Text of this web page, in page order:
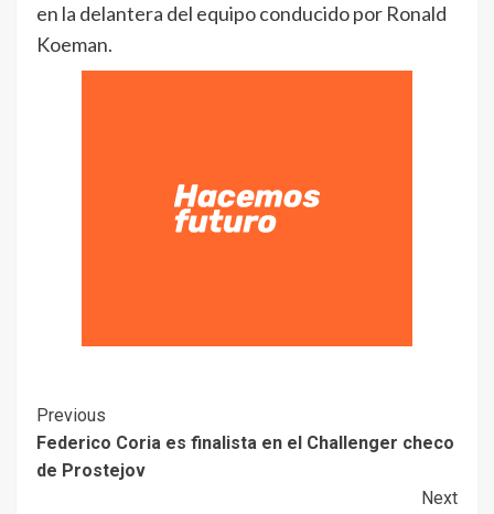
en la delantera del equipo conducido por Ronald
Koeman.
Previous
Federico Coria es finalista en el Challenger checo
de Prostejov
Next